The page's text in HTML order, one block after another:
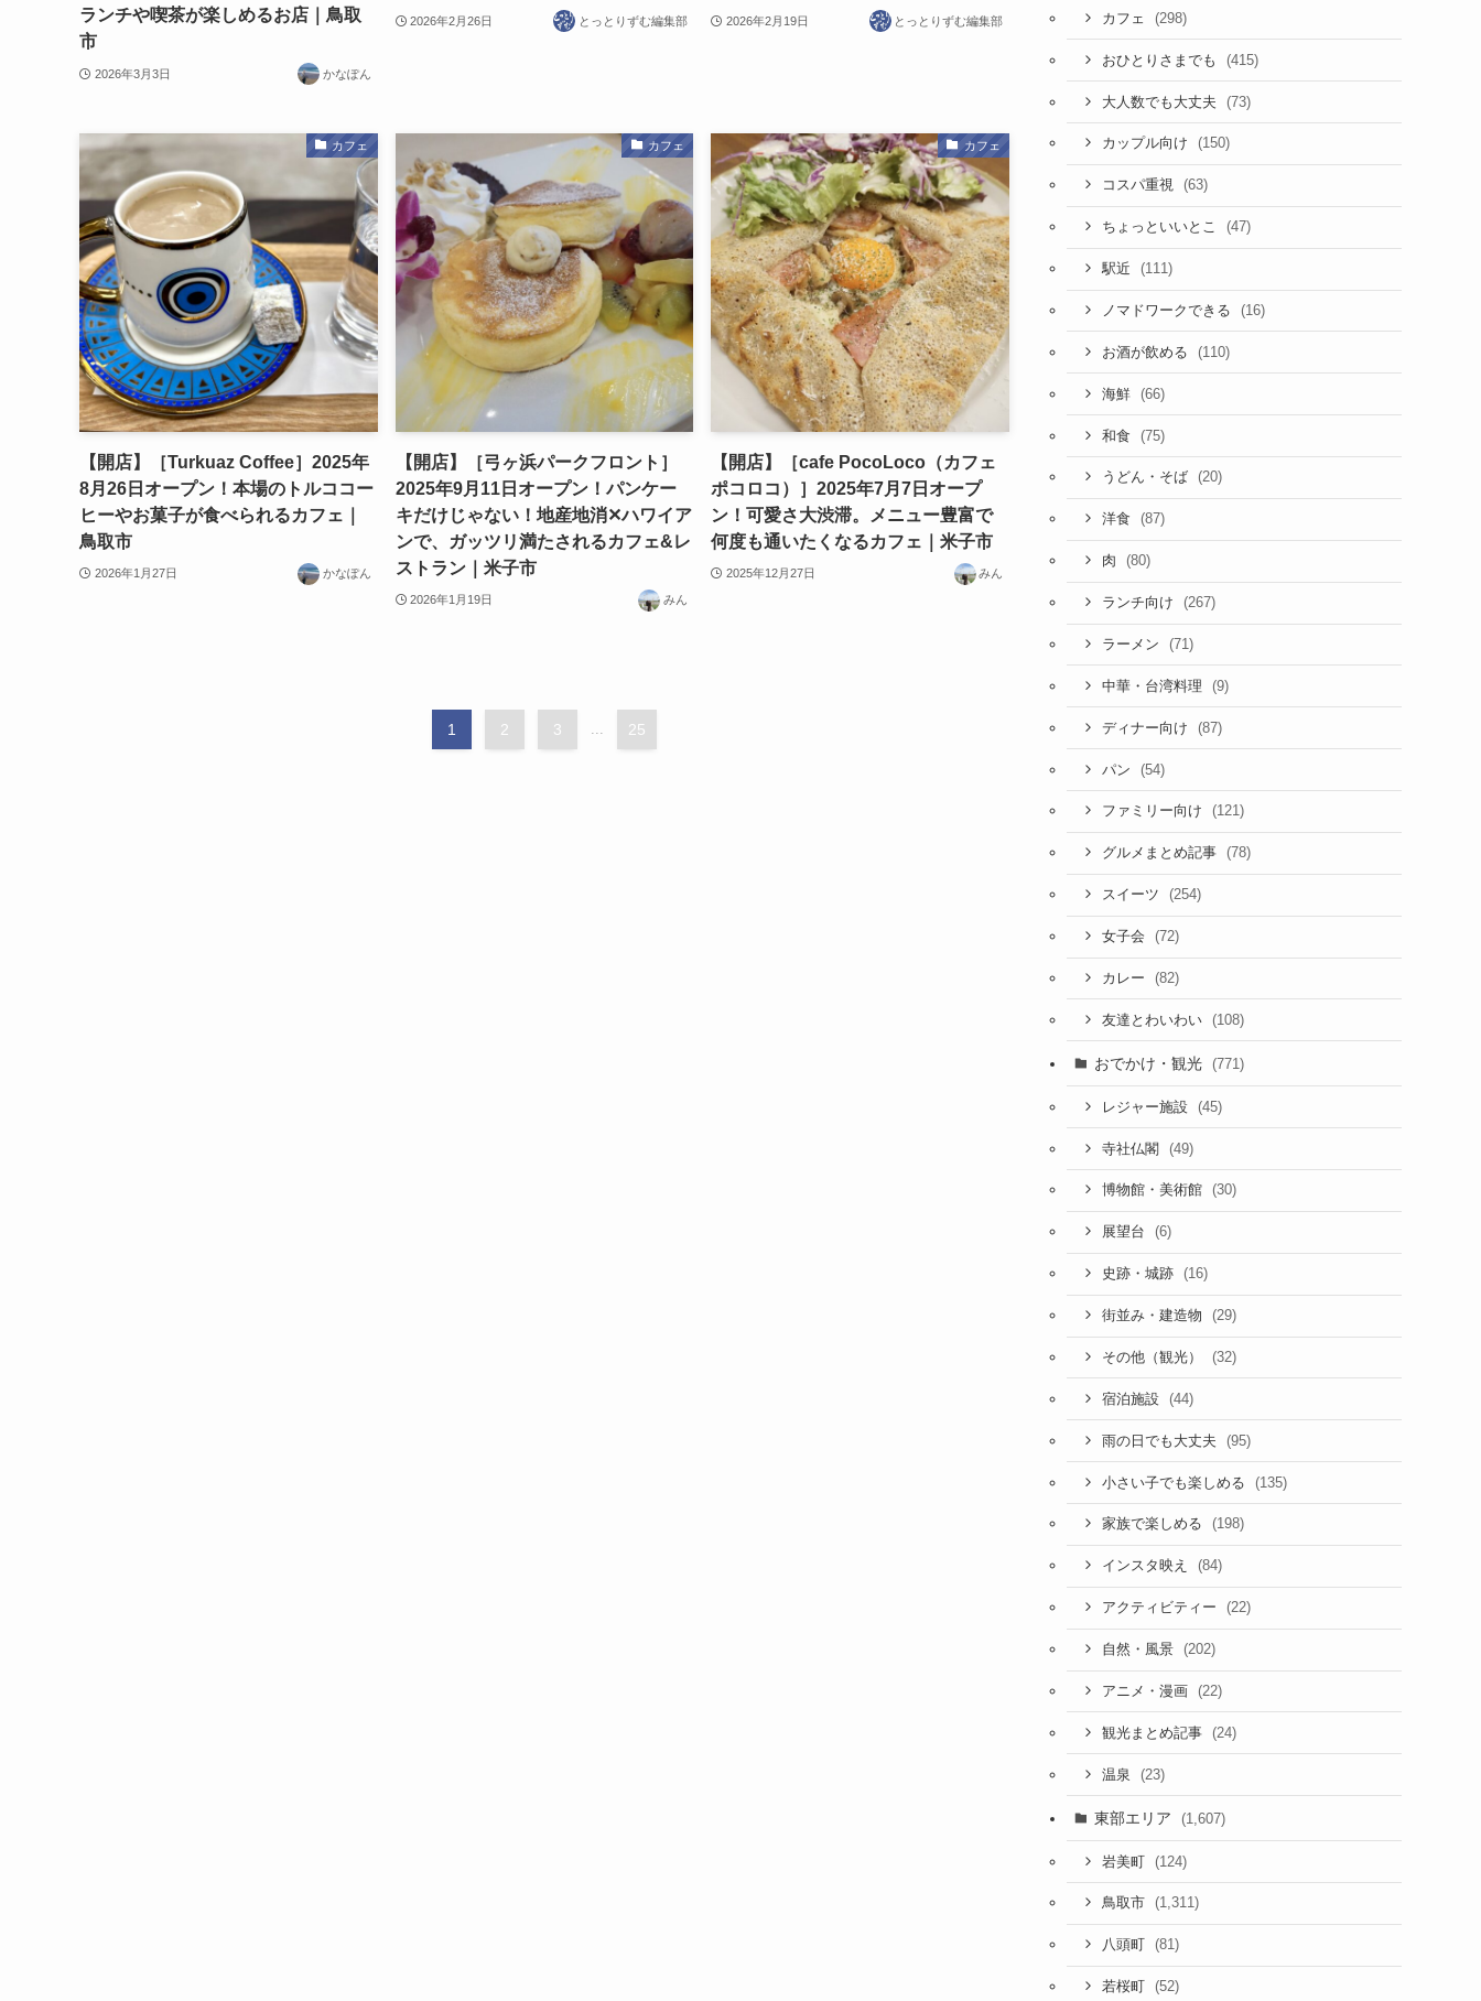
ランチや喫茶が楽しめるお店｜鳥取
市
2026年3月3日 かなぽん
2026年2月26日 とっとりずむ編集部 2026年2月19日 とっとりずむ編集部
カフェ
【開店】［Turkuaz Coffee］2025年
8月26日オープン！本場のトルココー
ヒーやお菓子が食べられるカフェ｜
鳥取市
2026年1月27日 かなぽん
カフェ
【開店】［弓ヶ浜パークフロント］
2025年9月11日オープン！パンケー
キだけじゃない！地産地消✕ハワイア
ンで、ガッツリ満たされるカフェ&レ
ストラン｜米子市
2026年1月19日 みん
カフェ
【開店】［cafe PocoLoco（カフェ
ポコロコ）］2025年7月7日オープ
ン！可愛さ大渋滞。メニュー豊富で
何度も通いたくなるカフェ｜米子市
2025年12月27日 みん
1 2 3 25
カフェ (298)
おひとりさまでも (415)
大人数でも大丈夫 (73)
カップル向け (150)
コスパ重視 (63)
ちょっといいとこ (47)
駅近 (111)
ノマドワークできる (16)
お酒が飲める (110)
海鮮 (66)
和食 (75)
うどん・そば (20)
洋食 (87)
肉 (80)
ランチ向け (267)
ラーメン (71)
中華・台湾料理 (9)
ディナー向け (87)
パン (54)
ファミリー向け (121)
グルメまとめ記事 (78)
スイーツ (254)
女子会 (72)
カレー (82)
友達とわいわい (108)
おでかけ・観光 (771)
レジャー施設 (45)
寺社仏閣 (49)
博物館・美術館 (30)
展望台 (6)
史跡・城跡 (16)
街並み・建造物 (29)
その他（観光） (32)
宿泊施設 (44)
雨の日でも大丈夫 (95)
小さい子でも楽しめる (135)
家族で楽しめる (198)
インスタ映え (84)
アクティビティー (22)
自然・風景 (202)
アニメ・漫画 (22)
観光まとめ記事 (24)
温泉 (23)
東部エリア (1,607)
岩美町 (124)
鳥取市 (1,311)
八頭町 (81)
若桜町 (52)